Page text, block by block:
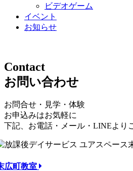
ビデオゲーム
イベント
お知らせ
Contact
お問い合わせ
お問合せ・見学・体験
お申込みはお気軽に
下記、お電話・メール・LINEより
広町教室